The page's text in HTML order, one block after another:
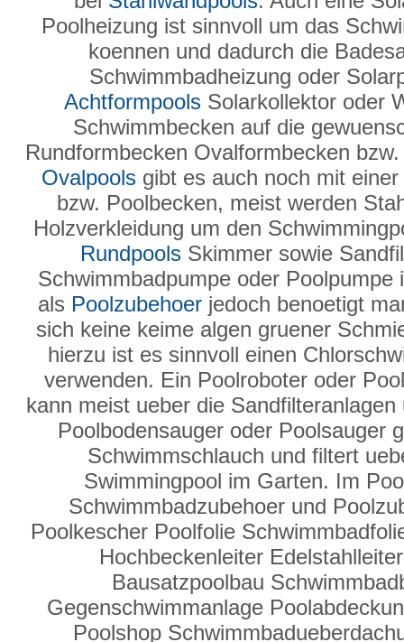
Poolheizung ist sinnvoll um das
koennen und dadurch die
Schwimmbadheizung oder
AchtformpoolsSolarkollektor oder
Schwimmbecken auf die
Rundformbecken Ovalformbecken
Ovalpoolsgibt es auch noch mit einer
bzw. Poolbecken, meist werden
Holzverkleidung um den
RundpoolsSkimmer sowie
Schwimmbadpumpe oder
als Poolzubehoer jedoch benoetigt
sich keine keime algen gruener
hierzu ist es sinnvoll einen
verwenden. Ein Poolroboter oder
kann meist ueber die
Poolbodensauger oder Poolsauger
Schwimmschlauch und filtert
Swimmingpool im Garten. Im
Schwimmbadzubehoer und
Poolkescher Poolfolie
Hochbeckenleiter
Bausatzpoolbau
Gegenschwimmanlage
Poolshop